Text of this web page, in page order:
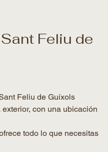
Feliu de
Feliu de Guíxols
con una ubicación
todo lo que necesitas